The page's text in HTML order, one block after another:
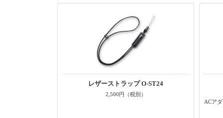
レザーストラップ O-ST24
2,500円（税別）
ACア